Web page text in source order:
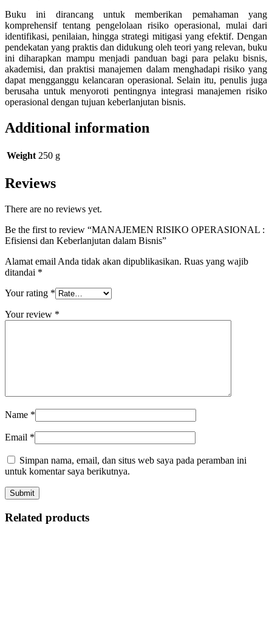
Buku ini dirancang untuk memberikan pemahaman yang
komprehensif tentang pengelolaan risiko operasional, mulai dari
identifikasi, penilaian, hingga strategi mitigasi yang efektif. Dengan
pendekatan yang praktis dan didukung oleh teori yang relevan, buku
ini diharapkan mampu menjadi panduan bagi para pelaku bisnis,
akademisi, dan praktisi manajemen dalam menghadapi risiko yang
dapat mengganggu kelancaran operasional. Selain itu, penulis juga
berusaha untuk menyoroti pentingnya integrasi manajemen risiko
operasional dengan tujuan keberlanjutan bisnis.
Additional information
Weight 250 g
Reviews
There are no reviews yet.
Be the first to review “MANAJEMEN RISIKO OPERASIONAL :
Efisiensi dan Keberlanjutan dalam Bisnis”
Alamat email Anda tidak akan dipublikasikan. Ruas yang wajib
ditandai *
Your rating *
Your review *
Name *
Email *
Simpan nama, email, dan situs web saya pada peramban ini
untuk komentar saya berikutnya.
Related products